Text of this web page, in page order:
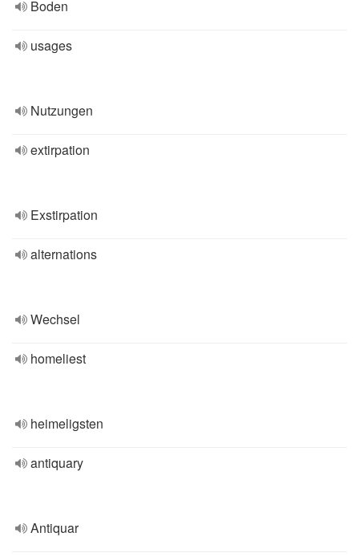
Boden
usages
Nutzungen
extirpation
Exstirpation
alternations
Wechsel
homeliest
heimeligsten
antiquary
Antiquar